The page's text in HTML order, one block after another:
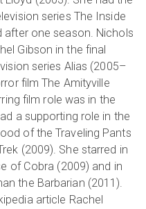
series The Inside
after one season. Nichols
Gibson in the final
series Alias (2005–
film The Amityville
film role was in the
a supporting role in the
of the Traveling Pants
(2009). She starred in
of Cobra (2009) and in
the Barbarian (2011).
article Rachel